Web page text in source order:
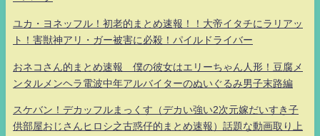
ユカ・ヨネッフル！初老的まとめ速報！！大帝イタチにラリアッ
ト！害獣神アリ・ガー被害に必殺！パイルドライバー
おネコさん的まとめ速報 僕の彼女はエリーちゃん人形！豆腐メ
ンタルメンヘラ電波中年アルバイターのぬいぐるみ男子末路編
スケバン！デカッフルまっくす（デカい強い2次元嫁だいすき子
供部屋おじさんヒロシ之古惑仔的まとめ速報）話題な動画取り上